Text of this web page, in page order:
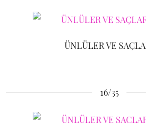
ÜNLÜLER VE
16/35